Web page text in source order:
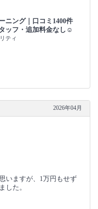
ニング｜口コミ1400件
ッフ・追加料金なし☺️
ティ
2026年04月
いますが、1万円もせず
した。